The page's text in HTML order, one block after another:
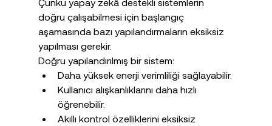
doğru çalışabilmesi için başlangıç
aşamasında bazı yapılandırmaların eksiksiz
yapılması gerekir.
Doğru yapılandırılmış bir sistem:
Daha yüksek enerji verimliliği sağlayabilir.
Kullanıcı alışkanlıklarını daha hızlı
öğrenebilir.
Akıllı kontrol özelliklerini eksiksiz